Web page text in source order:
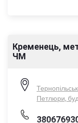
Пн-Пт -
Кременець,
ЧМ
Петлюри,